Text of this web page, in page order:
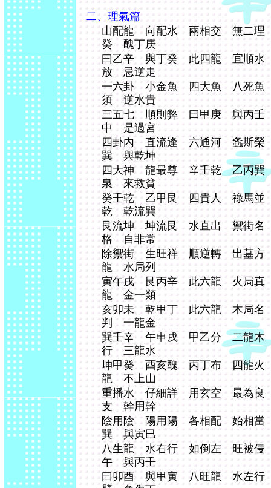
二、理氣篇
山配龍 向配水 兩相交 無二
癸 醜丁庚
曰乙辛 與丁癸 此四龍 宜順
放 忌逆走
一六卦 小金魚 四大魚 八死
須 逆水貴
三五七 順則弊 曰甲庚 與丙
中 是過宮
四卦內 直流逢 六通河 螽斯
巽 與乾坤
四大神 龍最尊 辛壬乾 乙丙
泉 來救貧
癸壬乾 乙甲艮 四貴人 祿馬
乾 乾流巽
艮流坤 坤流艮 水直出 禦街
格 自非常
除禦街 生旺祥 順逆轉 出墓
龍 水局列
寅午戌 艮丙辛 此六龍 火局
龍 金一類
亥卯未 乾甲丁 此六龍 木局
判 一龍金
巽壬辛 午申戌 甲乙分 二龍
行 三龍水
坤甲癸 酉亥醜 丙丁布 四龍
龍 不上山
重播水 仔細詳 用玄空 最為
支 幹用幹
陰用陰 陽用陽 各相配 始相
巽 與寅巳
八生龍 水右行 如倒左 旺被
午 與丙壬
曰卯酉 與甲寅 八旺龍 水左